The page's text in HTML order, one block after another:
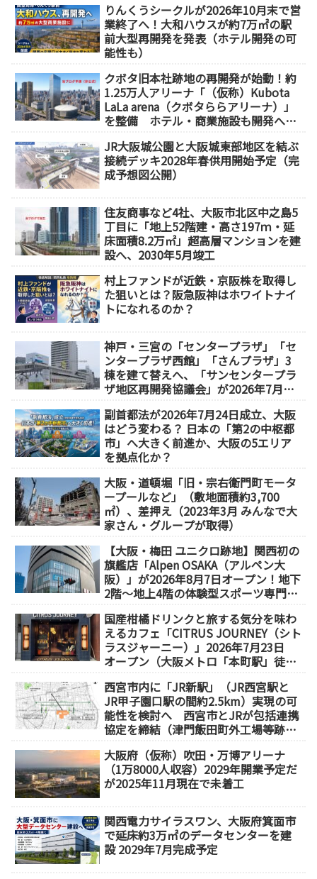
りんくうシークルが2026年10月末で営
業終了へ！大和ハウスが約7万㎡の駅
前大型再開発を発表（ホテル開発の可
能性も）
クボタ旧本社跡地の再開発が始動！約
1.25万人アリーナ「（仮称）Kubota
LaLa arena（クボタららアリーナ）」
を整備 ホテル・商業施設も開発へ
JR大阪城公園と大阪城東部地区を結ぶ
接続デッキ2028年春供用開始予定（完
成予想図公開）
住友商事など4社、大阪市北区中之島5
丁目に「地上52階建・高さ197ｍ・延
床面積8.2万㎡」超高層マンションを建
設へ、2030年5月竣工
村上ファンドが近鉄・京阪株を取得し
た狙いとは？阪急阪神はホワイトナイ
トになれるのか？
神戸・三宮の「センタープラザ」「セ
ンタープラザ西館」「さんプラザ」3
棟を建て替えへ、「サンセンタープラ
ザ地区再開発協議会」が2026年7月発
副首都法が2026年7月24日成立、大阪
はどう変わる？ 日本の「第2の中枢都
市」へ大きく前進か、大阪の5エリア
を拠点化か？
大阪・道頓堀「旧・宗右衛門町モータ
ープールなど」（敷地面積約3,700
㎡）、差押え（2023年3月 みんなで大
家さん・グループが取得）
【大阪・梅田 ユニクロ跡地】関西初の
旗艦店「Alpen OSAKA（アルペン大
阪）」が2026年8月7日オープン！地下
2階～地上4階の体験型スポーツ専門店
国産柑橘ドリンクと旅する気分を味わ
えるカフェ「CITRUS JOURNEY（シト
ラスジャーニー）」2026年7月23日
オープン（大阪メトロ「本町駅」徒歩
西宮市内に「JR新駅」（JR西宮駅と
JR甲子園口駅の間約2.5km）実現の可
能性を検討へ 西宮市とJRが包括連携
協定を締結（津門飯田町外工場等跡
大阪府（仮称）吹田・万博アリーナ
（1万8000人収容）2029年開業予定だ
が2025年11月現在で未着工
関西電力サイラスワン、大阪府箕面市
で延床約3万㎡のデータセンターを建
設 2029年7月完成予定